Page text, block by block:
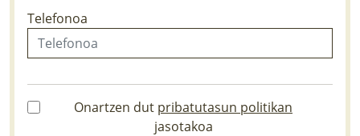
Telefonoa
Onartzen dut pribatutasun politikan
jasotakoa